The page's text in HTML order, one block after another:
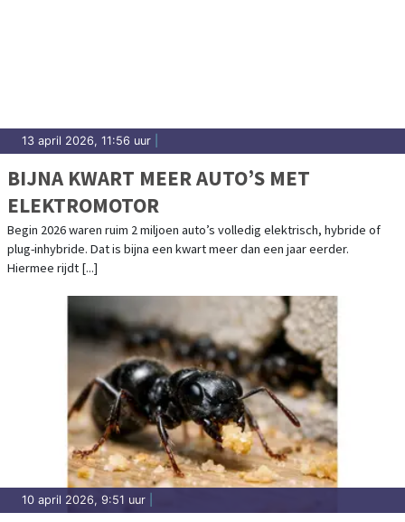
13 april 2026, 11:56 uur
BIJNA KWART MEER AUTO’S MET
ELEKTROMOTOR
Begin 2026 waren ruim 2 miljoen auto’s volledig elektrisch, hybride of
plug-inhybride. Dat is bijna een kwart meer dan een jaar eerder.
Hiermee rijdt [...]
10 april 2026, 9:51 uur